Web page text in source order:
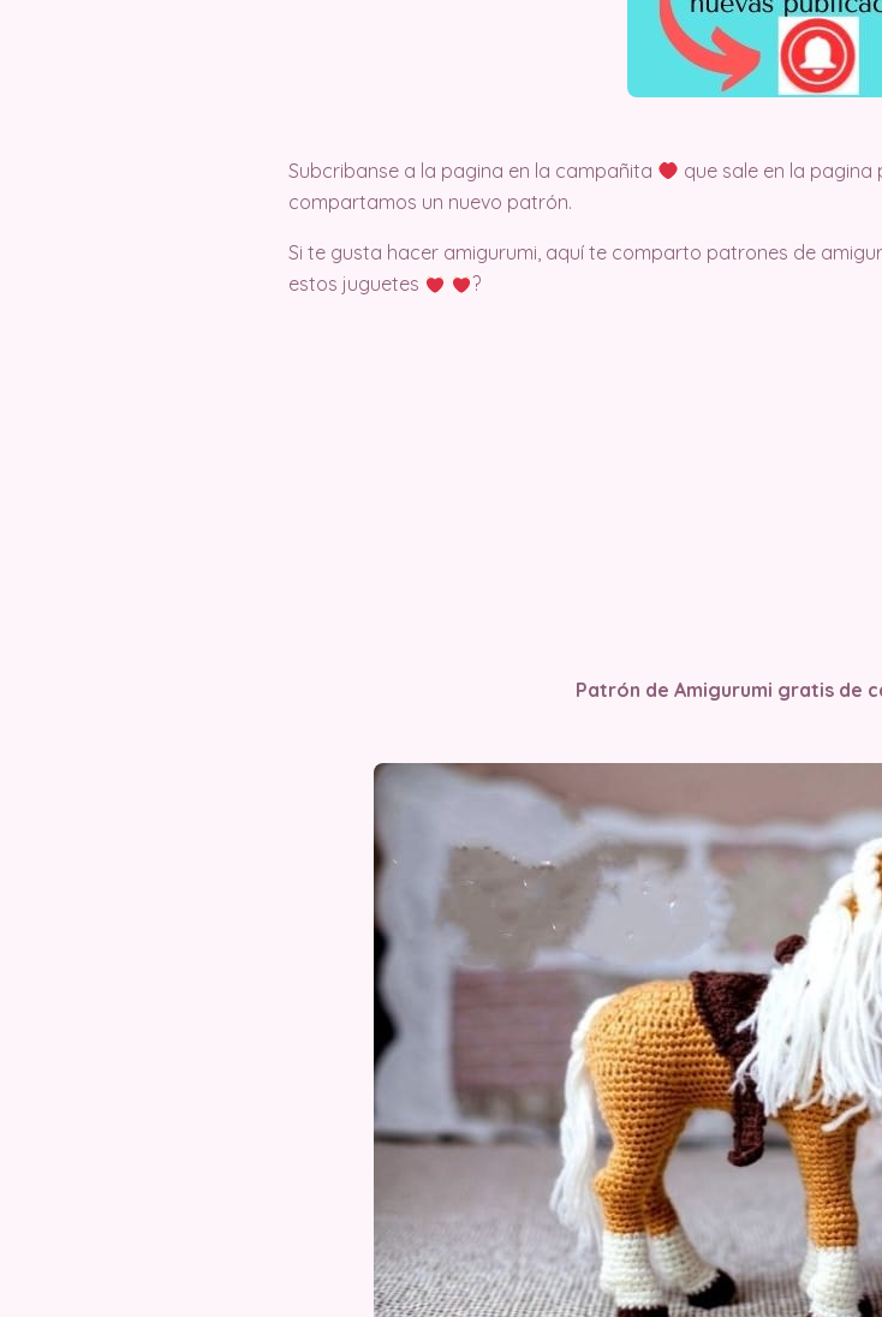
Subcribanse a la pagina en la campañita
que sale en la
compartamos un nuevo patrón.
Si te gusta hacer amigurumi, aquí te comparto patrones de
estos juguetes
?
Patrón de Amigurumi gratis de